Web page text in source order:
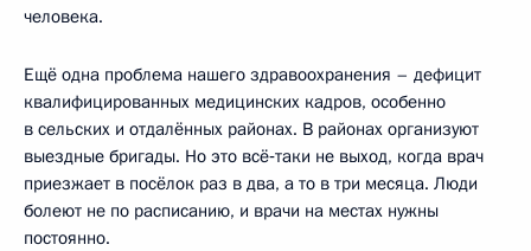
человека.
Ещё одна проблема нашего здравоохранения – дефицит
квалифицированных медицинских кадров, особенно
в сельских и отдалённых районах. В районах организуют
выездные бригады. Но это всё‑таки не выход, когда врач
приезжает в посёлок раз в два, а то в три месяца. Люди
болеют не по расписанию, и врачи на местах нужны
постоянно.